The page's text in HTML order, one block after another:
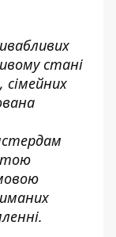
стані
сімейних